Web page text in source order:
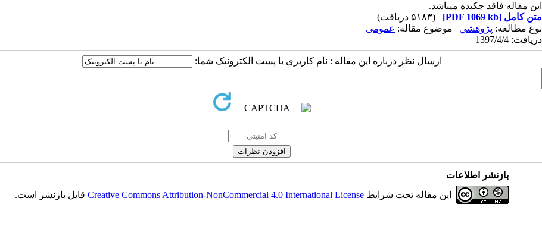
این مقاله فاقد چکیده می​باشد.
متن کامل [PDF 1069 kb]
(۵۱۸۳ دریافت)
نوع مطالعه: پژوهشي | موضوع مقاله: عمومى
دریافت: 1397/4/4
ارسال نظر درباره این مقاله : نام کاربری یا پست الکترونیک شما:
بازنشر اطلاعات
این مقاله تحت شرایط Creative Commons Attribution-NonCommercial 4.0 International Licenseقابل بازنشر است.